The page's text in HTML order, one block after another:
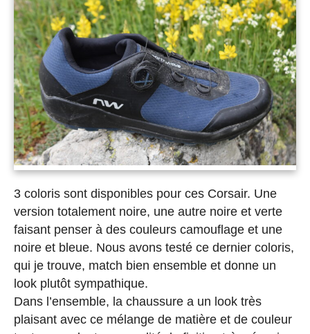
3 coloris sont disponibles pour ces Corsair. Une
version totalement noire, une autre noire et verte
faisant penser à des couleurs camouflage et une
noire et bleue. Nous avons testé ce dernier coloris,
qui je trouve, match bien ensemble et donne un
look plutôt sympathique.
Dans l’ensemble, la chaussure a un look très
plaisant avec ce mélange de matière et de couleur